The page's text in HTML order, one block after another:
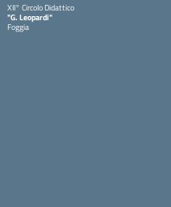
XII° Circolo Didattico
"G. Leopardi"
Foggia
— Visita la pagina iniziale della scuola